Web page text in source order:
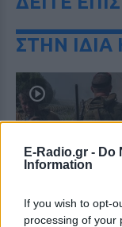
E-Radio.gr - Do
Information
If you wish to opt-
processing of your
ΣΤΗΝ